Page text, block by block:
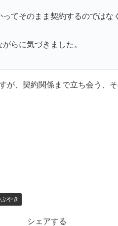
てそのまま契約するのではなく
らに気づきました。
が、契約関係まで立ち会う、
やき
シェアする